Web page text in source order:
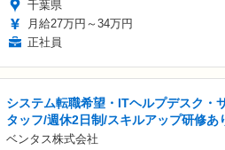
千葉県
月給27万円～34万円
正社員
システム転職希望・ITヘルプデスク・
タッフ/週休2日制/スキルアップ研修あ
ベンタス株式会社